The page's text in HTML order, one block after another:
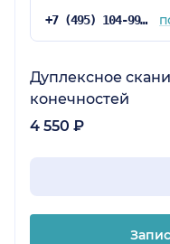
+7 (495) 104-99-85
Дуплексное
конечностей
4 550 ₽